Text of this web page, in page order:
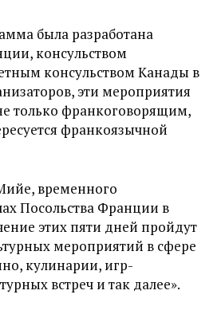
была разработана
консульством
консульством Канады в
эти мероприятия
только франкоговорящим,
франкоязычной
временного
Посольства Франции в
этих пяти дней пройдут
мероприятий в сфере
кулинарии, игр-
встреч и так далее».